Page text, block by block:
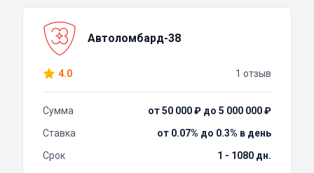
Автоломбард-38
4.0 1 отзыв
Сумма
от 50 000 ₽ до 5 000 000 ₽
Ставка
от 0.07% до 0.3% в день
Срок
1 - 1080 дн.